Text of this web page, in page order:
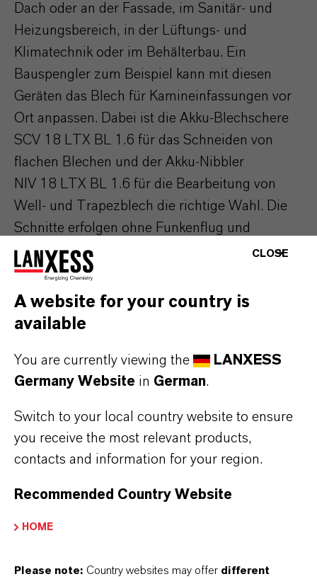
Dach oder an der Fassade, im Sanitär- und
Heizungsbereich, in der Lüftungs- und
Klimatechnik oder im Behälterbau. Ein
Bauspengler zum Beispiel kann mit diesen
Geräten das Blech für Kamineinfassungen vor
Ort anpassen. Dabei ist die Akku-Blechschere
SCV 18 LTX BL 1.6 für das Schneiden von
flachen Blechen und der Akku-Nibbler
NIV 18 LTX BL 1.6 für die Bearbeitung von
Well- und Trapezblech die richtige Wahl. Die
Schnitte erfolgen ohne Funkenflug und
Hitzeeinwirkung. Sie verformen weder das
Material, noch wird der Lack oder die
Beschichtung beschädigt.
Nähere Informationen zu den neuen
Schneidegeräten stehen unterwww.metabo.de
bereit. Details zu Produkten, Entwicklungen,
Durethan-Reihe sind unterwww.durethan.de
undwww.hiant.dezu finden.
ZUKUNFTSGERICHTETE AUSSAGEN
CLOSE
A website for your country is
available
You are currently viewing the
LANXESS
Germany Website in German.
Switch to your local country website to ensure
you receive the most relevant products,
contacts and information for your region.
Recommended Country Website
HOME
Please note: Country websites may offer different